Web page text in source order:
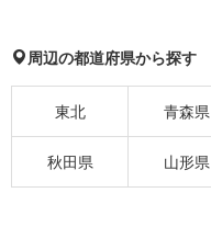
周辺の都道府県から探す
東北 青森県
秋田県 山形県